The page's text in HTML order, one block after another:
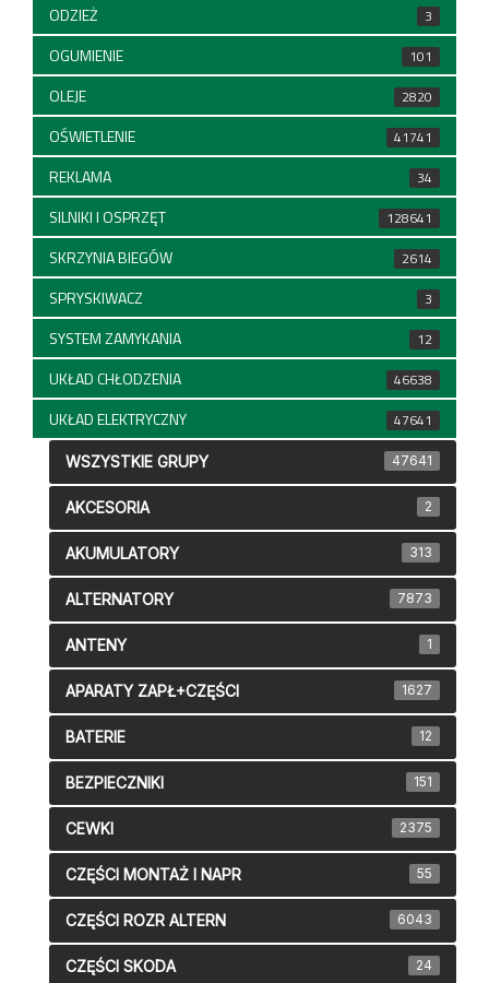
ODZIEŻ 3
OGUMIENIE 101
OLEJE 2820
OŚWIETLENIE 41741
REKLAMA 34
SILNIKI I OSPRZĘT 128641
SKRZYNIA BIEGÓW 2614
SPRYSKIWACZ 3
SYSTEM ZAMYKANIA 12
UKŁAD CHŁODZENIA 46638
UKŁAD ELEKTRYCZNY 47641
WSZYSTKIE GRUPY 47641
AKCESORIA 2
AKUMULATORY 313
ALTERNATORY 7873
ANTENY 1
APARATY ZAPŁ+CZĘŚCI 1627
BATERIE 12
BEZPIECZNIKI 151
CEWKI 2375
CZĘŚCI MONTAŻ I NAPR 55
CZĘŚCI ROZR ALTERN 6043
CZĘŚCI SKODA 24